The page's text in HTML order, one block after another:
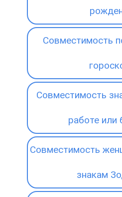
Совместимость
Совместимость
работе или
Совместимость
знакам